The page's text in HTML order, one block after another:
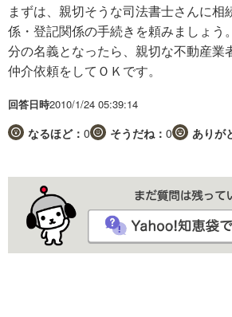
まずは、親切そうな司法書士さんに相
係・登記関係の手続きを頼みましょう
分の名義となったら、親切な不動産業
仲介依頼をしてＯＫです。
回答日時2010/1/24 05:39:14
なるほど： 0 そうだね： 0 ありが